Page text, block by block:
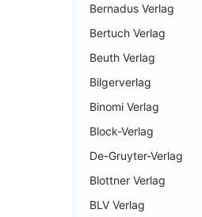
Bernadus Verlag
Bertuch Verlag
Beuth Verlag
Bilgerverlag
Binomi Verlag
Block-Verlag
De-Gruyter-Verlag
Blottner Verlag
BLV Verlag